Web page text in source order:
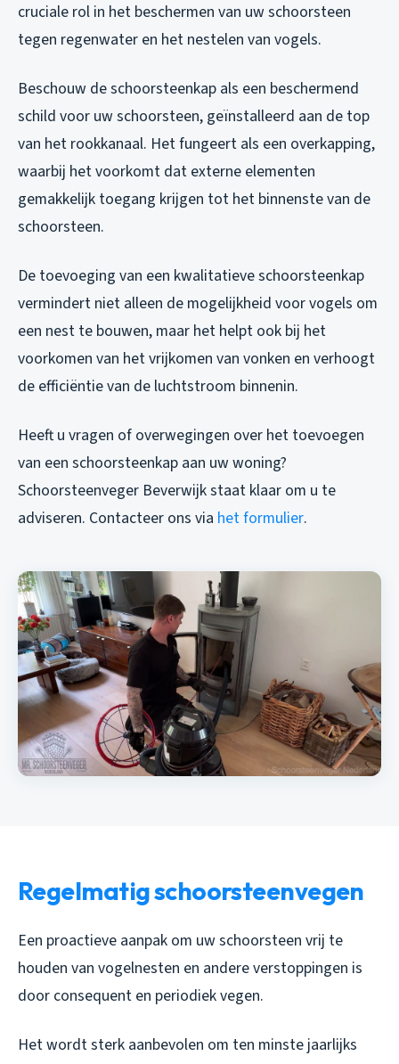
cruciale rol in het beschermen van uw schoorsteen
tegen regenwater en het nestelen van vogels.
Beschouw de schoorsteenkap als een beschermend
schild voor uw schoorsteen, geïnstalleerd aan de top
van het rookkanaal. Het fungeert als een overkapping,
waarbij het voorkomt dat externe elementen
gemakkelijk toegang krijgen tot het binnenste van de
schoorsteen.
De toevoeging van een kwalitatieve schoorsteenkap
vermindert niet alleen de mogelijkheid voor vogels om
een nest te bouwen, maar het helpt ook bij het
voorkomen van het vrijkomen van vonken en verhoogt
de efficiëntie van de luchtstroom binnenin.
Heeft u vragen of overwegingen over het toevoegen
van een schoorsteenkap aan uw woning?
Schoorsteenveger Beverwijk staat klaar om u te
adviseren. Contacteer ons via het formulier.
Regelmatig schoorsteenvegen
Een proactieve aanpak om uw schoorsteen vrij te
houden van vogelnesten en andere verstoppingen is
door consequent en periodiek vegen.
Het wordt sterk aanbevolen om ten minste jaarlijks